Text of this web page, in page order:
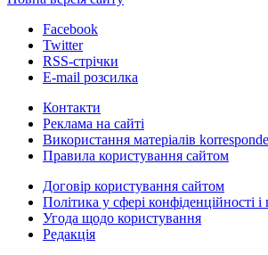
Facebook
Twitter
RSS-стрічки
E-mail розсилка
Контакти
Реклама на сайті
Використання матеріалів
Правила користування сайтом
Договір користування сайтом
Політика у сфері конфіденційності
Угода щодо користування
Редакція